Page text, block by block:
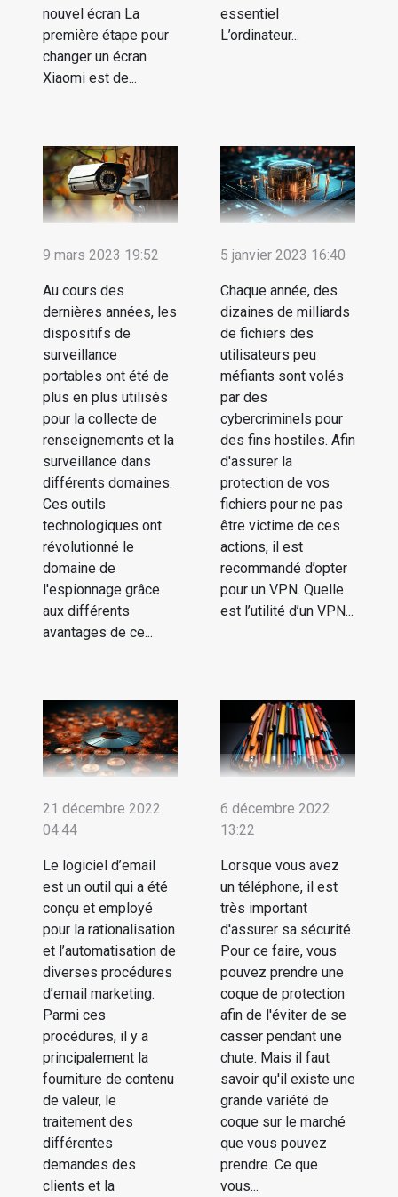
nouvel écran La
première étape pour
changer un écran
Xiaomi est de...
essentiel
L’ordinateur...
9 mars 2023 19:52
Au cours des
dernières années, les
dispositifs de
surveillance
portables ont été de
plus en plus utilisés
pour la collecte de
renseignements et la
surveillance dans
différents domaines.
Ces outils
technologiques ont
révolutionné le
domaine de
l'espionnage grâce
aux différents
avantages de ce...
5 janvier 2023 16:40
Chaque année, des
dizaines de milliards
de fichiers des
utilisateurs peu
méfiants sont volés
par des
cybercriminels pour
des fins hostiles. Afin
d'assurer la
protection de vos
fichiers pour ne pas
être victime de ces
actions, il est
recommandé d’opter
pour un VPN. Quelle
est l’utilité d’un VPN...
21 décembre 2022
04:44
Le logiciel d’email
est un outil qui a été
conçu et employé
pour la rationalisation
et l’automatisation de
diverses procédures
d’email marketing.
Parmi ces
procédures, il y a
principalement la
fourniture de contenu
de valeur, le
traitement des
différentes
demandes des
clients et la
6 décembre 2022
13:22
Lorsque vous avez
un téléphone, il est
très important
d'assurer sa sécurité.
Pour ce faire, vous
pouvez prendre une
coque de protection
afin de l'éviter de se
casser pendant une
chute. Mais il faut
savoir qu'il existe une
grande variété de
coque sur le marché
que vous pouvez
prendre. Ce que
vous...